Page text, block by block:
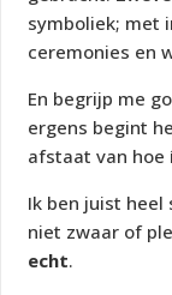
symboliek; met
ceremonies en
En begrijp me
ergens begint
afstaat van hoe
Ik ben juist
niet zwaar of
echt.